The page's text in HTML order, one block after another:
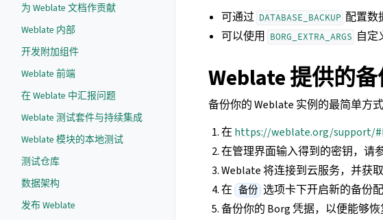
为 Weblate 文档作贡献
Weblate 内部
开发附加组件
Weblate 前端
在 Weblate 中汇报问题
Weblate 测试套件与持续集成
Weblate 模块的本地测试
测试仓库
数据架构
发布 Weblate
可通过 DATABASE_BACKUP 配置数
可以使用
BORG_EXTRA_ARGS 自定
Weblate 提供的
备份你的 Weblate 实例的最简单方
在 https://weblate.org/support/
在管理界面输入得到的密钥，请
Weblate 将连接到云服务，并获
在 备份 选项卡下开启新的备份配
备份你的 Borg 凭据，以便能够